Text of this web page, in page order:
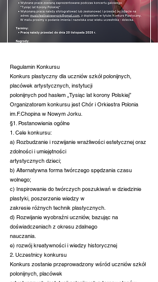
Regulamin Konkursu
Konkurs plastyczny dla uczniów szkół polonijnych,
placówek artystycznych, instytucji
polonijnych pod hasłem „Tysiąc lat korony Polskiej”
Organizatorem konkursu jest Chór i Orkiestra Polonia
im.F.Chopina w Nowym Jorku.
§1. Postanowienia ogólne
1. Cele konkursu:
a) Rozbudzanie i rozwijanie wrażliwości estetycznej oraz
zdolności i umiejętności
artystycznych dzieci;
b) Alternatywna forma twórczego spędzania czasu
wolnego;
c) Inspirowanie do twórczych poszukiwań w dziedzinie
plastyki, poszerzenie wiedzy w
zakresie różnych technik plastycznych.
d) Rozwijanie wyobraźni uczniów, bazując na
doświadczeniach z okresu zdalnego
nauczania.
e) rozwój kreatywności i wiedzy historycznej
2. Uczestnicy konkursu
Konkurs zostanie przeprowadzony wśród uczniów szkół
polonijnych, placówek